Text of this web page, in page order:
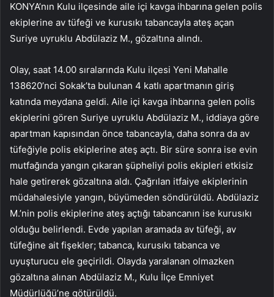
KONYA’nın Kulu ilçesinde aile içi kavga ihbarına gelen polis
ekiplerine av tüfeği ve kurusıkı tabancayla ateş açan
Suriye uyruklu Abdülaziz M., gözaltına alındı.
Olay, saat 14.00 sıralarında Kulu ilçesi Yeni Mahalle
138620’nci Sokak’ta bulunan 4 katlı apartmanın giriş
katında meydana geldi. Aile içi kavga ihbarına gelen polis
ekiplerini gören Suriye uyruklu Abdülaziz M., iddiaya göre
apartman kapısından önce tabancayla, daha sonra da av
tüfeğiyle polis ekiplerine ateş açtı. Bir süre sonra ise evin
mutfağında yangın çıkaran şüpheliyi polis ekipleri etkisiz
hale getirerek gözaltına aldı. Çağrılan itfaiye ekiplerinin
müdahalesiyle yangın, büyümeden söndürüldü. Abdülaziz
M.’nin polis ekiplerine ateş açtığı tabancanın ise kurusıkı
olduğu belirlendi. Evde yapılan aramada av tüfeği, av
tüfeğine ait fişekler; tabanca, kurusıkı tabanca ve
uyuşturucu ele geçirildi. Olayda yaralanan olmazken
gözaltına alınan Abdülaziz M., Kulu İlçe Emniyet
Müdürlüğü’ne götürüldü.